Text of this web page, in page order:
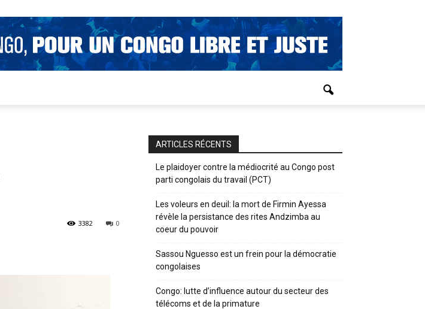
0
3382
ARTICLES RÉCENTS
Le plaidoyer contre la médiocrité au Congo post
parti congolais du travail (PCT)
Les voleurs en deuil: la mort de Firmin Ayessa
révèle la persistance des rites Andzimba au
coeur du pouvoir
Sassou Nguesso est un frein pour la démocratie
congolaises
Congo: lutte d’influence autour du secteur des
télécoms et de la primature